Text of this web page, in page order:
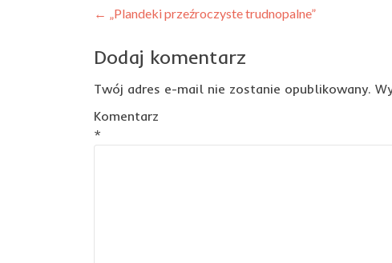
Nawigacja
wpisu
← „Plandeki przeźroczyste trudnopalne”
Dodaj komentarz
Twój adres e-mail nie zostanie opublikowany.
Komentarz
*